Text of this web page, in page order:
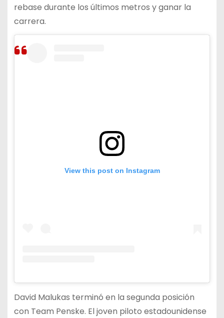
rebase durante los últimos metros y ganar la
carrera.
View this post on Instagram
David Malukas terminó en la segunda posición
con Team Penske. El joven piloto estadounidense